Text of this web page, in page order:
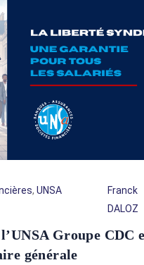
, UNSA
Franck
DALOZ
Groupe CDC
générale